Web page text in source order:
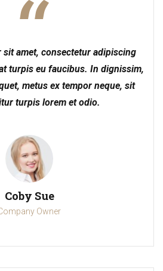
amet, consectetur adipiscing
turpis eu faucibus. In dignissim,
metus ex tempor neque, sit
turpis lorem et odio.
Coby Sue
Owner